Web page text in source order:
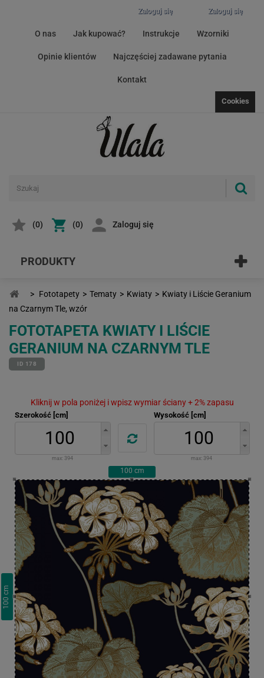
Zaloguj się
Zaloguj się
O nas Jak kupować? Instrukcje Wzorniki
Opinie klientów Najczęściej zadawane pytania
Kontakt
Cookies
(0) (0) Zaloguj się
PRODUKTY
> Fototapety > Tematy > Kwiaty > Kwiaty i Liście Geranium
na Czarnym Tle, wzór
FOTOTAPETA KWIATY I LIŚCIE
GERANIUM NA CZARNYM TLE
ID 178
Kliknij w pola poniżej i wpisz wymiar ściany + 2% zapasu
Szerokość [cm]
max: 394
Wysokość [cm]
max: 394
100 cm
100
cm